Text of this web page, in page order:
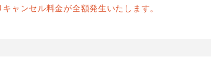
ャンセル料金が全額発生いたします。